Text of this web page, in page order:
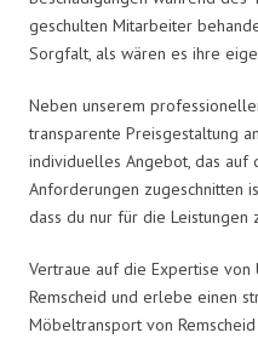
geschulten Mitarbeiter
Sorgfalt, als wären es ihre
Neben unserem
transparente Preisgestaltung
individuelles Angebot, das auf
Anforderungen zugeschnitten
dass du nur für die Leistungen
Vertraue auf die Expertise von
Remscheid und erlebe einen
Möbeltransport von